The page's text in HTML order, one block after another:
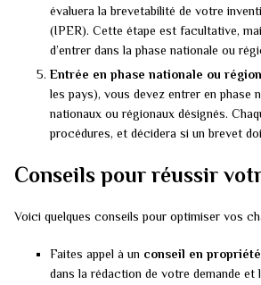
évaluera la brevetabilité de votre
(IPER). Cette étape est facultative,
d’entrer dans la phase nationale ou
Entrée en phase nationale ou
les pays), vous devez entrer en phase
nationaux ou régionaux désignés.
procédures, et décidera si un brevet
Conseils pour réussir
Voici quelques conseils pour optimiser vos
Faites appel à un conseil en
dans la rédaction de votre demande et